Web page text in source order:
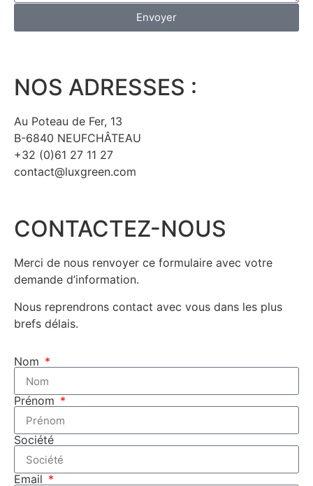
Envoyer
NOS ADRESSES :
Au Poteau de Fer, 13
B-6840 NEUFCHÂTEAU
+32 (0)61 27 11 27
contact@luxgreen.com
CONTACTEZ-NOUS
Merci de nous renvoyer ce formulaire avec votre
demande d’information.
Nous reprendrons contact avec vous dans les plus
brefs délais.
Nom
Prénom
Société
Email